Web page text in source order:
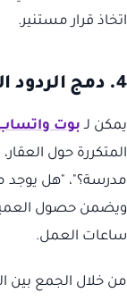
اتخاذ قرار مستنير.
4. دمج الردود الآلية بالذكاء الاصطناعي
يمكن لـ بوت واتساب
المتكررة حول
مدرسة؟"، "هل يوجد
ويضمن حصول
ساعات العمل.
من خلال الجمع بين